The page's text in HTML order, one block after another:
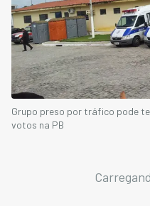
Grupo preso por tráfico pode
votos na PB